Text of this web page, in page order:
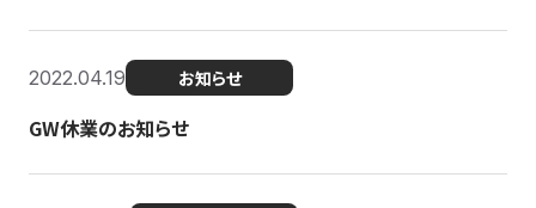
2022.04.19 お知らせ
GW休業のお知らせ